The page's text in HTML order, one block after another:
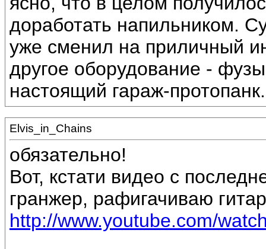
доработать напильником.
уже сменил на приличный
другое оборудование -
настоящий гараж-протопанк.
Elvis_in_Chains
обязательно!
Вот, кстати видео с
гранжер, рафигачиваю
http://www.youtube.com/